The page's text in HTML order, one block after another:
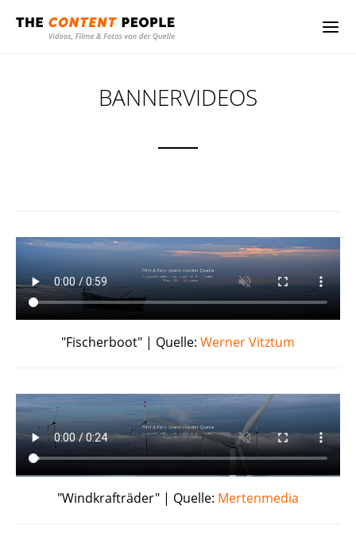
BANNERVIDEOS
"Fischerboot" | Quelle: Werner Vitztum
"Windkrafträder" | Quelle: Mertenmedia